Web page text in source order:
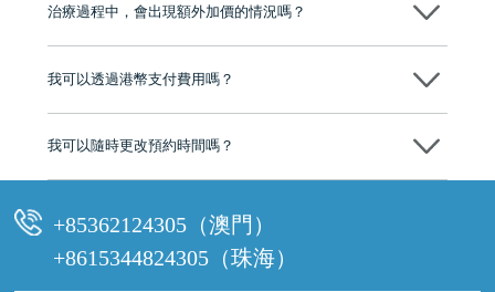
有咨詢及服務保障中心，有任何問題都可以隨時預約免費咨詢，讓人十
治療過程中，會出現額外加價的情況嗎？
我可以透過港幣支付費用嗎？
我可以隨時更改預約時間嗎？
可以，請盡早通過wechat或whatsapp聯絡我們，告知我們你原本預約的
+85362124305（澳門）
+8615344824305（珠海）